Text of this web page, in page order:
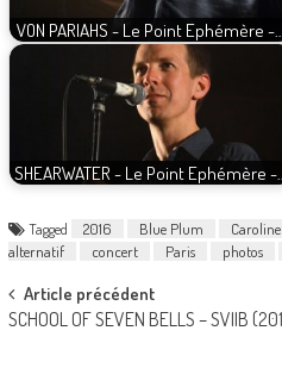
VON PARIAHS - Le Point Ephémère -
SHEARWATER - Le Point Ephémère -
Tagged 2016 Blue Plum
alternatif
concert Paris photos
Post
navigation
Article précédent
SCHOOL OF SEVEN BELLS – SVIIB